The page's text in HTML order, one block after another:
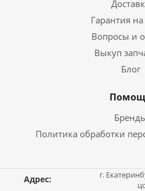
Гарантия
Вопросы и
Выкуп
Блог
Политика обработки
Адрес:
г.